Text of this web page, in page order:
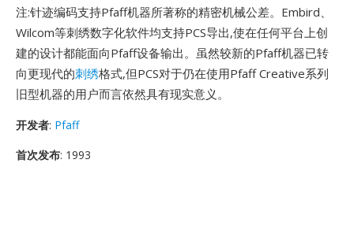
注:针迹编码支持Pfaff机器所著称的精密机械公差。Embird、
Wilcom等刺绣数字化软件均支持PCS导出,使在任何平台上创
建的设计都能面向Pfaff设备输出。虽然较新的Pfaff机器已转
向更现代的刺绣格式,但PCS对于仍在使用Pfaff Creative系列
旧型机器的用户而言依然具有现实意义。
开发者: Pfaff
首次发布: 1993